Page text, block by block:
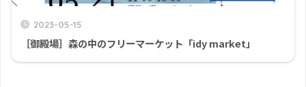
2023-05-15
［御殿場］森の中のフリーマーケット「idy market」